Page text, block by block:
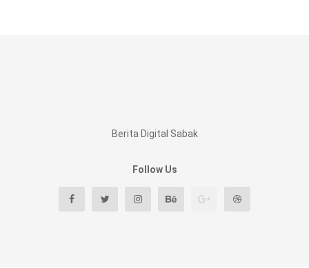
Berita Digital Sabak
Follow Us